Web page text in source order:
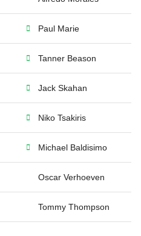
Paul Marie
Tanner Beason
Jack Skahan
Niko Tsakiris
Michael Baldisimo
Oscar Verhoeven
Tommy Thompson